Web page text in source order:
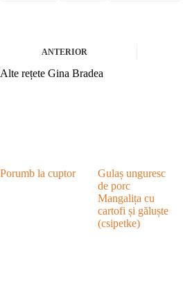
ANTERIOR
Alte rețete Gina Bradea
Porumb la cuptor
Gulaș unguresc
de porc
Mangalița cu
cartofi și găluște
(csipetke)